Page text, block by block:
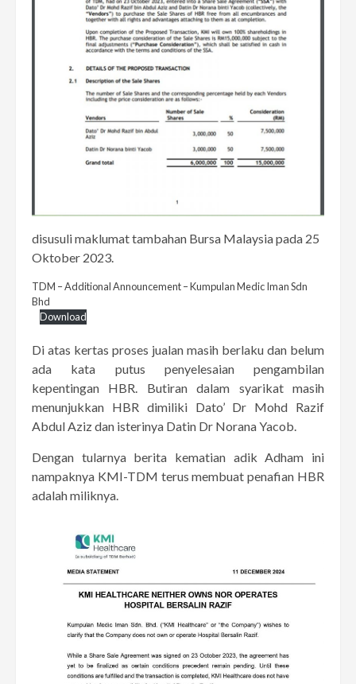
disusuli maklumat tambahan Bursa Malaysia pada 25
Oktober 2023.
TDM – Additional Announcement – Kumpulan Medic Iman Sdn
Bhd
Download
Di atas kertas proses jualan masih berlaku dan belum
ada kata putus penyelesaian pengambilan
kepentingan HBR. Butiran dalam syarikat masih
menunjukkan HBR dimiliki Dato’ Dr Mohd Razif
Abdul Aziz dan isterinya Datin Dr Norana Yacob.
Dengan tularnya berita kematian adik Adham ini
nampaknya KMI-TDM terus membuat penafian HBR
adalah miliknya.